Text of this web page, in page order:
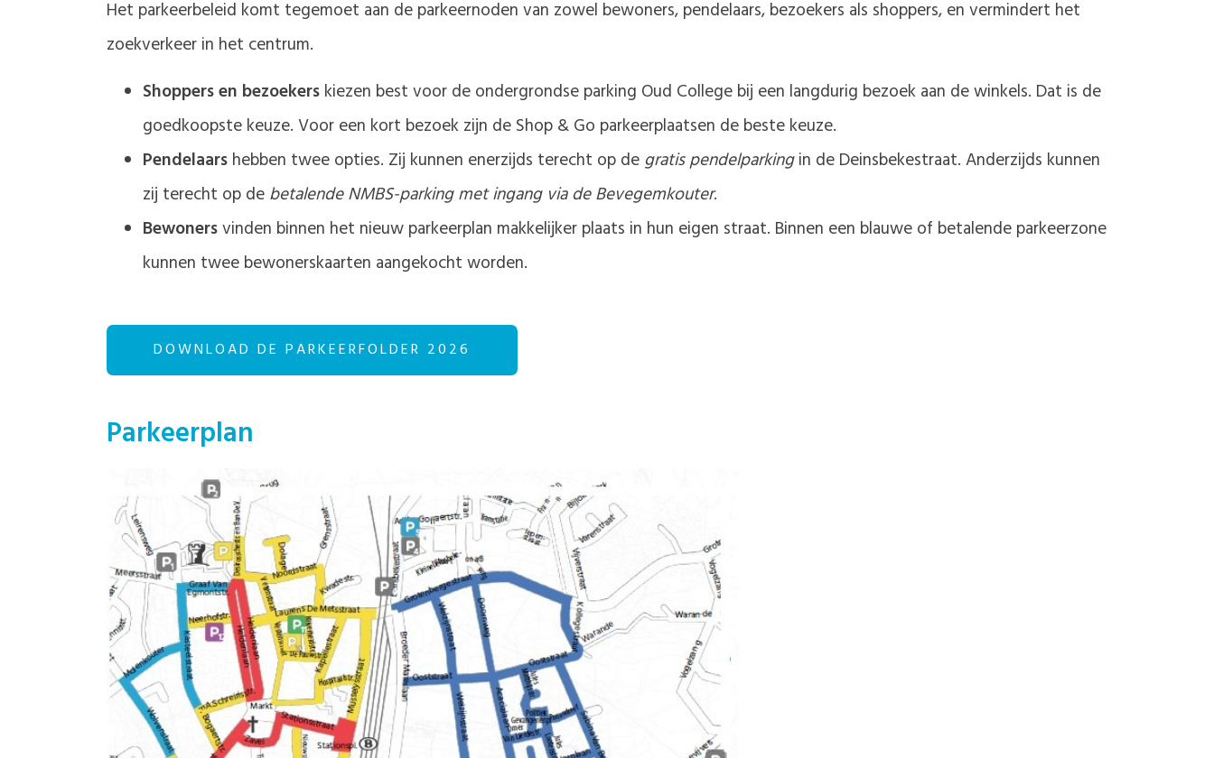
Het parkeerbeleid komt tegemoet aan de parkeernoden van zowel bewoners, pendelaars, bezoekers als shoppers, en vermindert het
zoekverkeer in het centrum.
Shoppers en bezoekers kiezen best voor de ondergrondse parking Oud College bij een langdurig bezoek aan de winkels. Dat is de
goedkoopste keuze. Voor een kort bezoek zijn de Shop & Go parkeerplaatsen de beste keuze.
Pendelaars hebben twee opties. Zij kunnen enerzijds terecht op de gratis pendelparkingin de Deinsbekestraat. Anderzijds kunnen
zij terecht op de betalende NMBS-parking met ingang via de Bevegemkouter.
Bewonersvinden binnen het nieuw parkeerplan makkelijker plaats in hun eigen straat. Binnen een blauwe of betalende parkeerzone
kunnen twee bewonerskaarten aangekocht worden.
DOWNLOAD DE PARKEERFOLDER 2026
Parkeerplan